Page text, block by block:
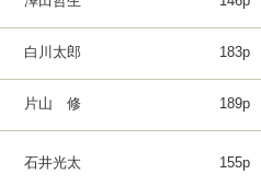
白川太郎 183p
片山 修 189p
石井光太 155p